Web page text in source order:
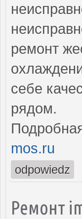
ремонт
себе
рядом.
mos.ru
odpowiedz
Ремонт